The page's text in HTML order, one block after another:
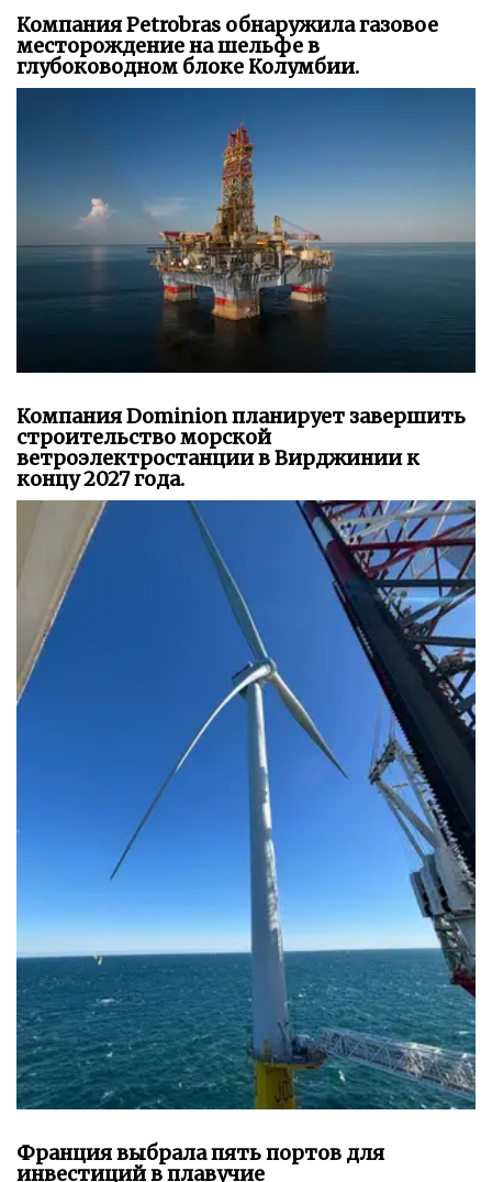
Компания Petrobras обнаружила газовое
месторождение на шельфе в
глубоководном блоке Колумбии.
Компания Dominion планирует завершить
строительство морской
ветроэлектростанции в Вирджинии к
концу 2027 года.
Франция выбрала пять портов для
инвестиций в плавучие